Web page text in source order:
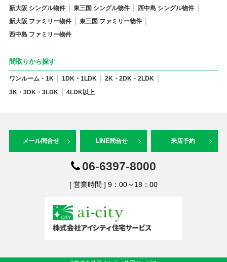
新大阪 シングル物件 東三国 シングル物件
西中島 シングル物件
新大阪 ファミリー物件
東三国 ファミリー物件
西中島 ファミリー物件
間取りから探す
ワンルーム・1K 1DK・1LDK
2K・2DK・2LDK
3K・3DK・3LDK
4LDK以上
メール問合せ LINE問合せ 来店予約
06-6397-8000
[ 営業時間 ] 9：00～18：00